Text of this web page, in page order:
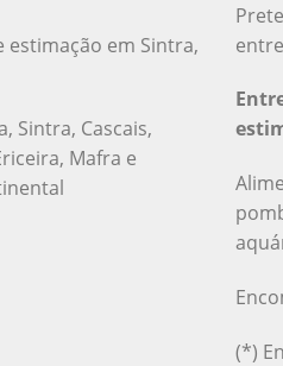
em Sintra,
Sintra, Cascais,
Mafra e
(*)